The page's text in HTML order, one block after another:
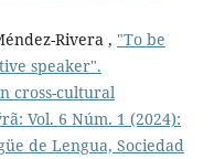
Rivera , "To be
speaker".
cross-cultural
Vol. 6 Núm. 1 (2024):
de Lengua, Sociedad